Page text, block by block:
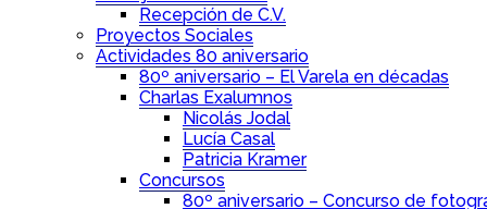
Recepción de C.V.
Proyectos Sociales
Actividades 80 aniversario
80º aniversario – El Varela en décadas
Charlas Exalumnos
Nicolás Jodal
Lucía Casal
Patricia Kramer
Concursos
80º aniversario – Concurso de